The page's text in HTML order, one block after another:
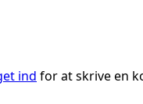
ind for at skrive en